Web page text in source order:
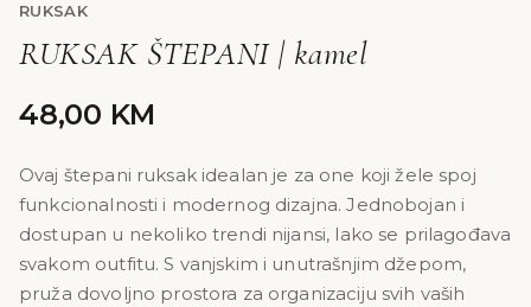
RUKSAK
RUKSAK ŠTEPANI | kamel
48,00 KM
Ovaj štepani ruksak idealan je za one koji žele spoj
funkcionalnosti i modernog dizajna. Jednobojan i
dostupan u nekoliko trendi nijansi, lako se prilagođava
svakom outfitu. S vanjskim i unutrašnjim džepom,
pruža dovoljno prostora za organizaciju svih vaših